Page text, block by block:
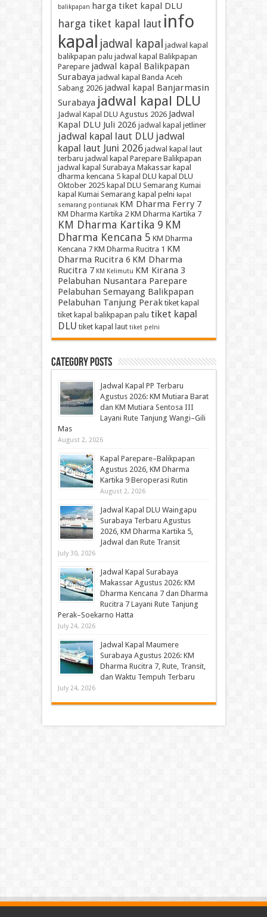
balikpapan harga tiket kapal DLU
harga tiket kapal laut info
kapal jadwal kapal jadwal kapal
balikpapan palu jadwal kapal Balikpapan
Parepare jadwal kapal Balikpapan
Surabaya jadwal kapal Banda Aceh
Sabang 2026 jadwal kapal Banjarmasin
Surabaya jadwal kapal DLU
Jadwal Kapal DLU Agustus 2026 Jadwal
Kapal DLU Juli 2026 jadwal kapal jetliner
jadwal kapal laut DLU jadwal
kapal laut Juni 2026 jadwal kapal laut
terbaru jadwal kapal Parepare Balikpapan
jadwal kapal Surabaya Makassar kapal
dharma kencana 5 kapal DLU kapal DLU
Oktober 2025 kapal DLU Semarang Kumai
kapal Kumai Semarang kapal pelni kapal
semarang pontianak KM Dharma Ferry 7
KM Dharma Kartika 2 KM Dharma Kartika 7
KM Dharma Kartika 9 KM
Dharma Kencana 5 KM Dharma
Kencana 7 KM Dharma Rucitra 1 KM
Dharma Rucitra 6 KM Dharma
Rucitra 7 KM Kelimutu KM Kirana 3
Pelabuhan Nusantara Parepare
Pelabuhan Semayang Balikpapan
Pelabuhan Tanjung Perak tiket kapal
tiket kapal balikpapan palu tiket kapal
DLU tiket kapal laut tiket pelni
Category Posts
Jadwal Kapal PP Terbaru
Agustus 2026: KM Mutiara Barat
dan KM Mutiara Sentosa III
Layani Rute Tanjung Wangi–Gili
Mas
August 2, 2026
Kapal Parepare–Balikpapan
Agustus 2026, KM Dharma
Kartika 9 Beroperasi Rutin
August 2, 2026
Jadwal Kapal DLU Waingapu
Surabaya Terbaru Agustus
2026, KM Dharma Kartika 5,
Jadwal dan Rute Transit
July 30, 2026
Jadwal Kapal Surabaya
Makassar Agustus 2026: KM
Dharma Kencana 7 dan Dharma
Rucitra 7 Layani Rute Tanjung
Perak–Soekarno Hatta
July 24, 2026
Jadwal Kapal Maumere
Surabaya Agustus 2026: KM
Dharma Rucitra 7, Rute, Transit,
dan Waktu Tempuh Terbaru
July 24, 2026